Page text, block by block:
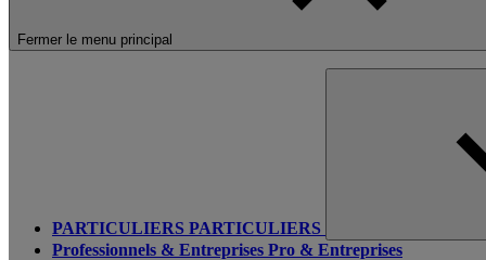
Fermer le menu principal
PARTICULIERS PARTICULIERS
Professionnels & Entreprises Pro & Entreprises